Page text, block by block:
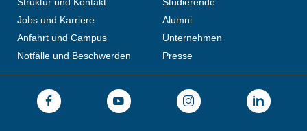
Jobs und Karriere
Anfahrt und Campus
Notfälle und Beschwerden
Alumni
Unternehmen
Presse